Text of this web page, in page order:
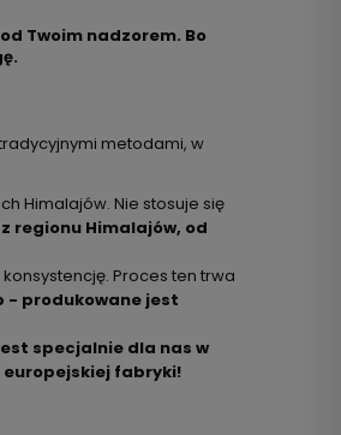
Twoim nadzorem. Bo
metodami, w
Himalajów. Nie stosuje się
regionu Himalajów, od
Proces ten trwa
- produkowane jest
specjalnie dla nas w
fabryki!